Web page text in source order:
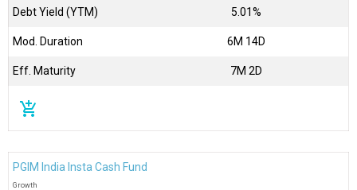
Debt Yield (YTM) 5.01%
Mod. Duration 6M 14D
Eff. Maturity 7M 2D
add_shopping_cart
PGIM India Insta Cash Fund
Growth